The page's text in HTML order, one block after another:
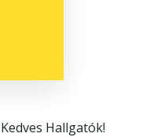
Kedves Hallgatók!